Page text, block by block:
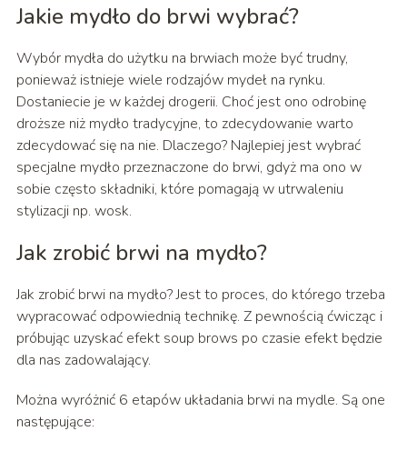
Jakie mydło do brwi wybrać?
Wybór mydła do użytku na brwiach może być trudny,
ponieważ istnieje wiele rodzajów mydeł na rynku.
Dostaniecie je w każdej drogerii. Choć jest ono odrobinę
droższe niż mydło tradycyjne, to zdecydowanie warto
zdecydować się na nie. Dlaczego? Najlepiej jest wybrać
specjalne mydło przeznaczone do brwi, gdyż ma ono w
sobie często składniki, które pomagają w utrwaleniu
stylizacji np. wosk.
Jak zrobić brwi na mydło?
Jak zrobić brwi na mydło? Jest to proces, do którego trzeba
wypracować odpowiednią technikę. Z pewnością ćwicząc i
próbując uzyskać efekt soup brows po czasie efekt będzie
dla nas zadowalający.
Można wyróżnić 6 etapów układania brwi na mydle. Są one
następujące: